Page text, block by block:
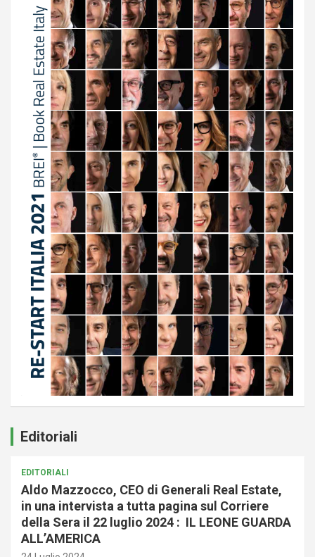
Editoriali
EDITORIALI
Aldo Mazzocco, CEO di Generali Real Estate,
in una intervista a tutta pagina sul Corriere
della Sera il 22 luglio 2024 : IL LEONE GUARDA
ALL’AMERICA